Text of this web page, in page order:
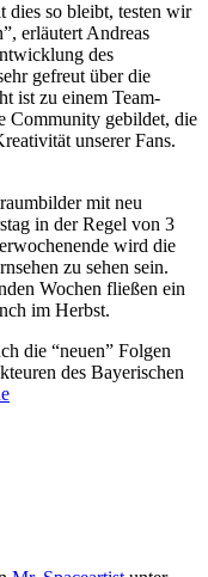
dies so bleibt, testen wir
erläutert Andreas
des
gefreut über die
ist zu einem Team-
Community gebildet, die
unserer Fans.
mit neu
in der Regel von 3
wird die
zu sehen sein.
Wochen fließen ein
im Herbst.
die “neuen” Folgen
des Bayerischen